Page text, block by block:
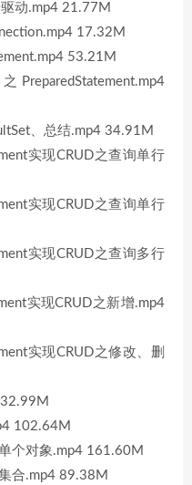
动.mp4 21.77M
17.32M
53.21M
、总结.mp4 34.91M
实现CRUD之查询单行
实现CRUD之查询单行
实现CRUD之查询多行
实现CRUD之新增.mp4
实现CRUD之修改、删
102.64M
个对象.mp4 161.60M
合.mp4 89.38M